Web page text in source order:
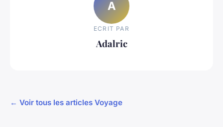
A
ECRIT PAR
Adalric
← Voir tous les articles Voyage